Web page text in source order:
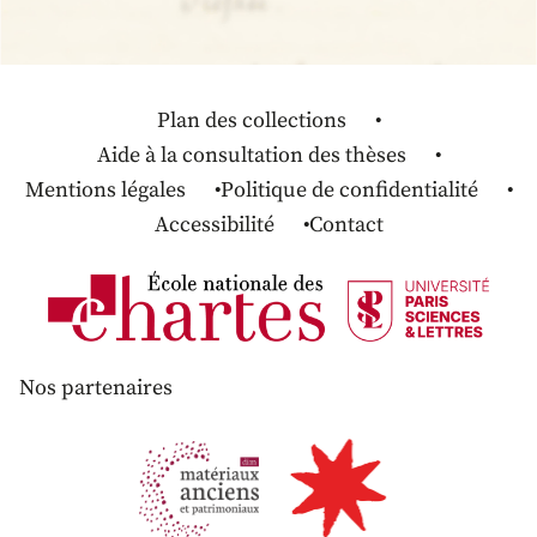
Plan des collections
Aide à la consultation des thèses
Mentions légales
Politique de confidentialité
Accessibilité
Contact
Nos partenaires